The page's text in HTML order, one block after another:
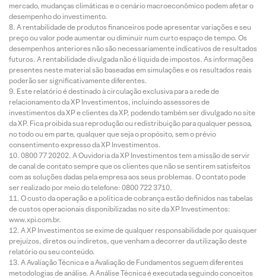
mercado, mudanças climáticas e o cenário macroeconômico podem afetar o
desempenho do investimento.
A rentabilidade de produtos financeiros pode apresentar variações e seu
preço ou valor pode aumentar ou diminuir num curto espaço de tempo. Os
desempenhos anteriores não são necessariamente indicativos de resultados
futuros. A rentabilidade divulgada não é líquida de impostos. As informações
presentes neste material são baseadas em simulações e os resultados reais
poderão ser significativamente diferentes.
Este relatório é destinado à circulação exclusiva para a rede de
relacionamento da XP Investimentos, incluindo assessores de
investimentos da XP e clientes da XP, podendo também ser divulgado no site
da XP. Fica proibida sua reprodução ou redistribuição para qualquer pessoa,
no todo ou em parte, qualquer que seja o propósito, sem o prévio
consentimento expresso da XP Investimentos.
0800 77 20202. A Ouvidoria da XP Investimentos tem a missão de servir
de canal de contato sempre que os clientes que não se sentirem satisfeitos
com as soluções dadas pela empresa aos seus problemas. O contato pode
ser realizado por meio do telefone: 0800 722 3710.
O custo da operação e a política de cobrança estão definidos nas tabelas
de custos operacionais disponibilizadas no site da XP Investimentos:
www.xpi.com.br.
A XP Investimentos se exime de qualquer responsabilidade por quaisquer
prejuízos, diretos ou indiretos, que venham a decorrer da utilização deste
relatório ou seu conteúdo.
A Avaliação Técnica e a Avaliação de Fundamentos seguem diferentes
metodologias de análise. A Análise Técnica é executada seguindo conceitos